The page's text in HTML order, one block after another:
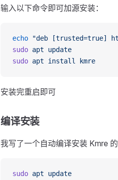
输入以下命令即可加源安装：
echo "deb [trusted=true]
sudo apt update
sudo apt install kmre
安装完重启即可
编译安装
我写了一个自动编译安装 Kmre
sudo apt update